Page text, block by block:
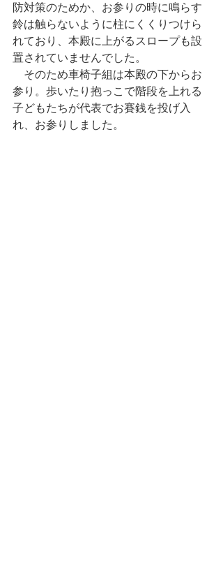
防対策のためか、お参りの時に鳴らす
鈴は触らないように柱にくくりつけら
れており、本殿に上がるスロープも設
置されていませんでした。
そのため車椅子組は本殿の下からお
参り。歩いたり抱っこで階段を上れる
子どもたちが代表でお賽銭を投げ入
れ、お参りしました。